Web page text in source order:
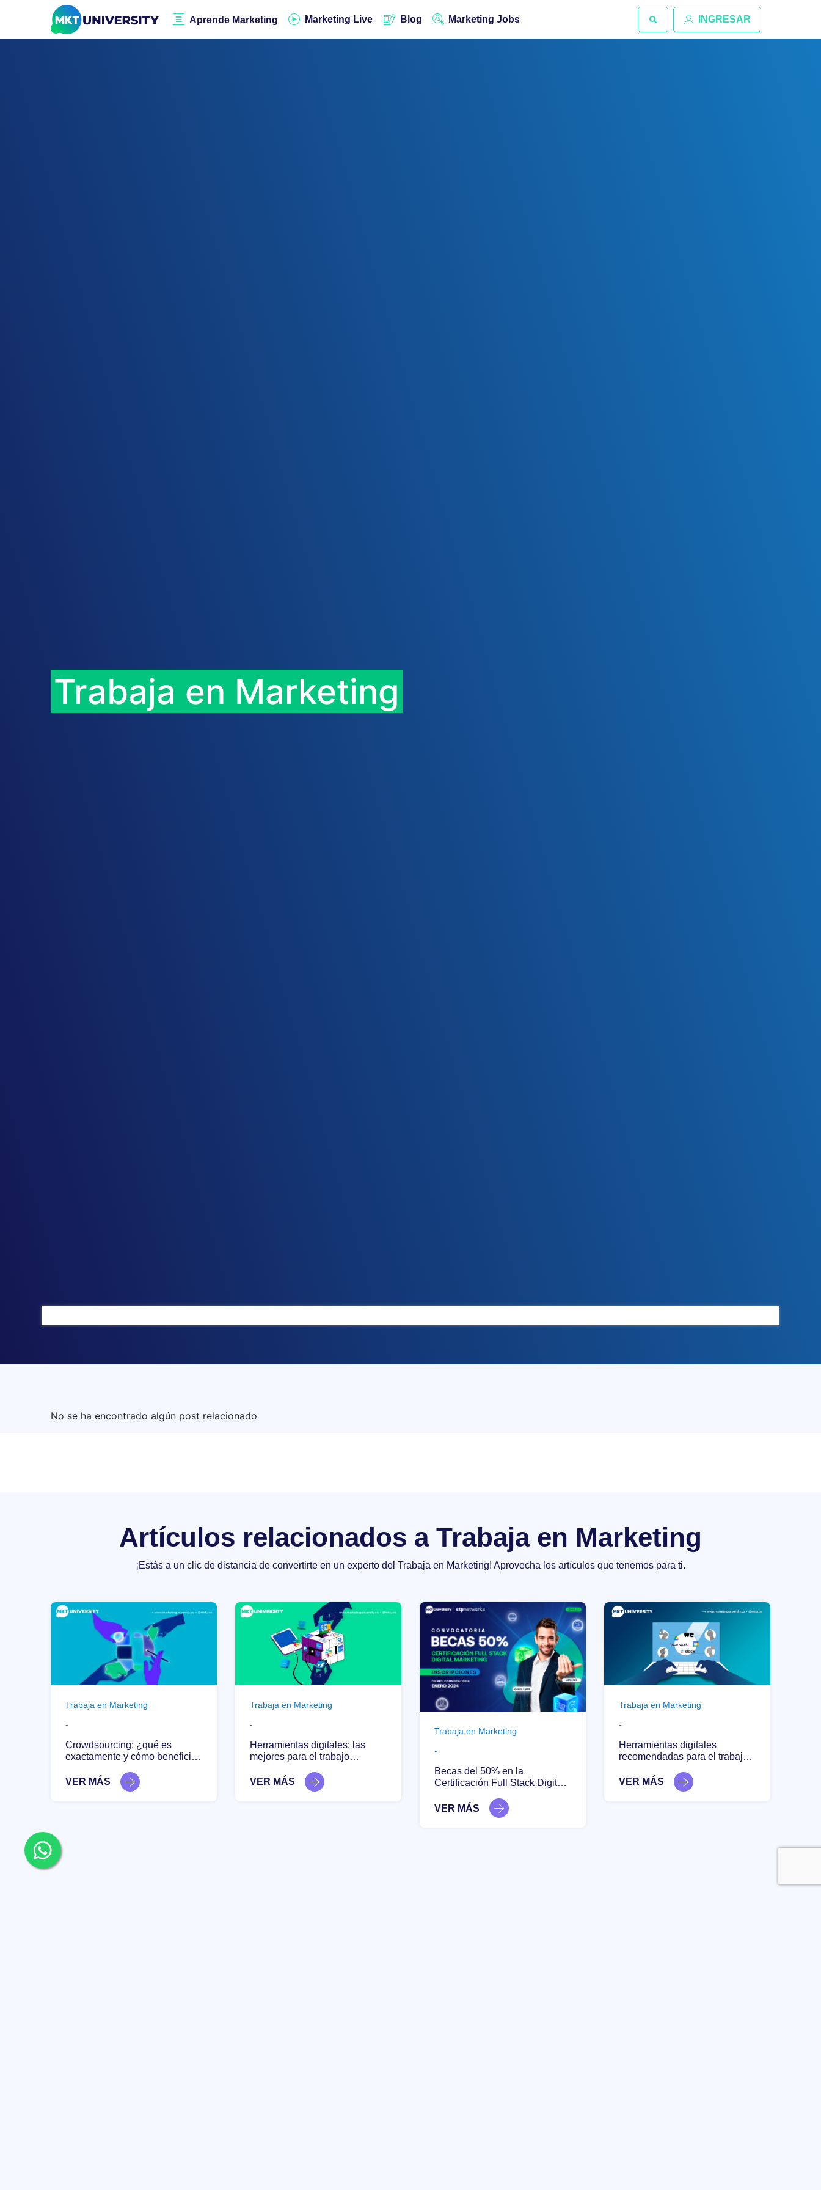
Aprende Marketing Marketing Live Blog Marketing Jobs INGRESAR
Trabaja en Marketing
No se ha encontrado algún post relacionado
Artículos relacionados a Trabaja en Marketing
¡Estás a un clic de distancia de convertirte en un experto del Trabaja en Marketing! Aprovecha los artículos que tenemos para ti.
Trabaja en Marketing
-
Crowdsourcing: ¿qué es
exactamente y cómo beneficia
VER MÁS
Trabaja en Marketing
-
Herramientas digitales: las
mejores para el trabajo
VER MÁS
Trabaja en Marketing
-
Becas del 50% en la
Certificación Full Stack Digital
VER MÁS
Trabaja en Marketing
-
Herramientas digitales
recomendadas para el trabajo
VER MÁS